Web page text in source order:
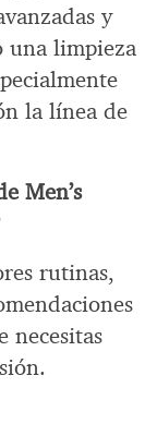
y
una limpieza
la línea de
Men’s
rutinas,
necesitas